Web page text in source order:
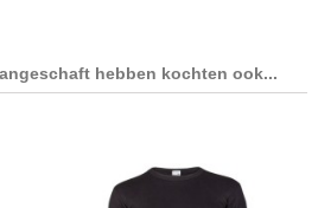
hebben kochten ook...